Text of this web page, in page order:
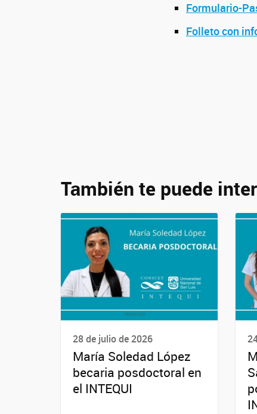
Formulario-
Folleto con
También te puede
28 de julio de 2026
María Soledad López
becaria posdoctoral en
el INTEQUI